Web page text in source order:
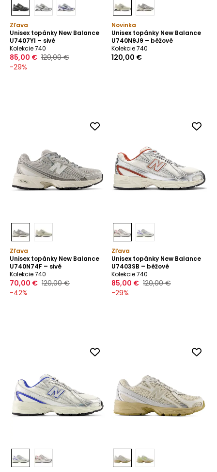
Zľava
Unisex topánky New Balance
U7407YI – sivé
Kolekcie 740
85,00 € 120,00 €
-29%
Novinka
Unisex topánky New Balance
U740N9J9 – béžové
Kolekcie 740
120,00 €
Zľava
Unisex topánky New Balance
U740N74F – sivé
Kolekcie 740
70,00 € 120,00 €
-42%
Zľava
Unisex topánky New Balance
U7403SB – béžové
Kolekcie 740
85,00 € 120,00 €
-29%